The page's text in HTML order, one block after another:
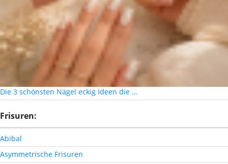
Die 3 schönsten Nägel eckig Ideen die …
Frisuren:
Abibal
Asymmetrische Frisuren